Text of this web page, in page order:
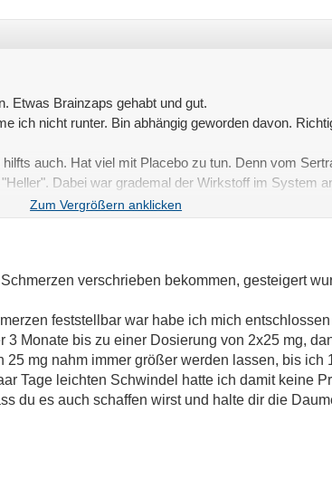
Etwas Brainzaps gehabt und gut.
ich nicht runter. Bin abhängig geworden davon.
auch. Hat viel mit Placebo zu tun. Denn vom
Dabei war grademal der Wirkstoff im System
verschrieben bekommen, gesteigert
feststellbar war habe ich mich
3 Monate bis zu einer Dosierung von 2x25 mg,
25 mg nahm immer größer werden lassen, bis ich
Tage leichten Schwindel hatte ich damit keine
du es auch schaffen wirst und halte dir die